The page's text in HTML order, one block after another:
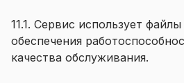
11.1. Сервис использует
обеспечения
качества обслуживания.